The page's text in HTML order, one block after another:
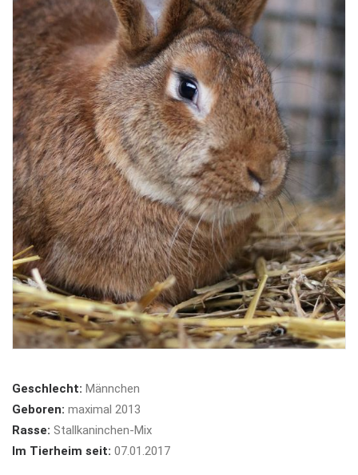
Geschlecht: Männchen
Geboren: maximal 2013
Rasse: Stallkaninchen-Mix
Im Tierheim seit: 07.01.2017